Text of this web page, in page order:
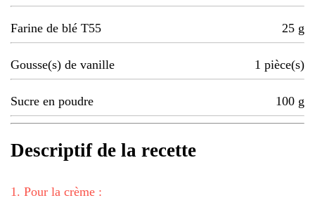
Farine de blé T55 25 g
Gousse(s) de vanille 1 pièce(s)
Sucre en poudre 100 g
Descriptif de la recette
1 . Pour la crème :